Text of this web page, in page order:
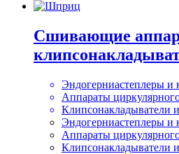
Сшивающие
Эндогерниастеплеры и
Аппараты
Клипсонакладыватели
Эндогерниастеплеры и
Аппараты
Клипсонакладыватели